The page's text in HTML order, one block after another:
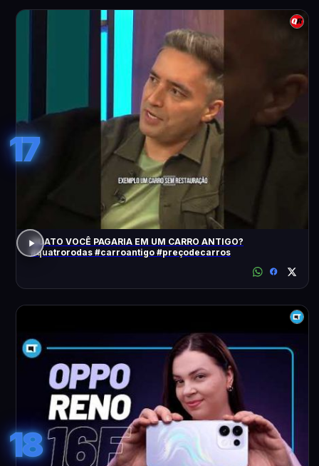
17
QUATO VOCÊ PAGARIA EM UM CARRO ANTIGO?
#quatrorodas #carroantigo #preçodecarros
18